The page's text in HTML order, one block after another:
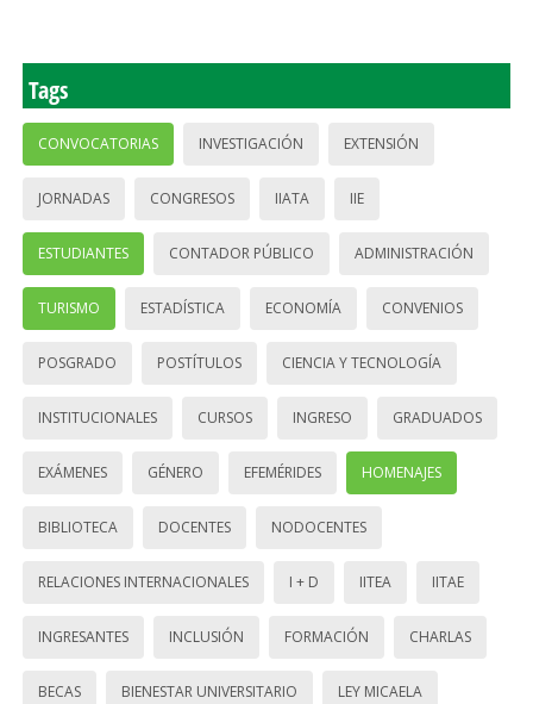
Tags
CONVOCATORIAS INVESTIGACIÓN EXTENSIÓN
JORNADAS CONGRESOS IIATA IIE
ESTUDIANTES CONTADOR PÚBLICO ADMINISTRACIÓN
TURISMO ESTADÍSTICA ECONOMÍA CONVENIOS
POSGRADO POSTÍTULOS CIENCIA Y TECNOLOGÍA
INSTITUCIONALES CURSOS INGRESO GRADUADOS
EXÁMENES GÉNERO EFEMÉRIDES HOMENAJES
BIBLIOTECA DOCENTES NODOCENTES
RELACIONES INTERNACIONALES I + D IITEA IITAE
INGRESANTES INCLUSIÓN FORMACIÓN CHARLAS
BECAS BIENESTAR UNIVERSITARIO LEY MICAELA